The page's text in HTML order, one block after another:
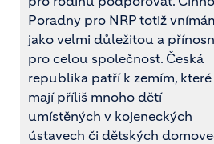
Poradny pro NRP totiž
jako velmi důležitou a
pro celou společnost. Česká
republika patří k zemím, které
mají příliš mnoho dětí
umístěných v kojeneckých
ústavech či dětských